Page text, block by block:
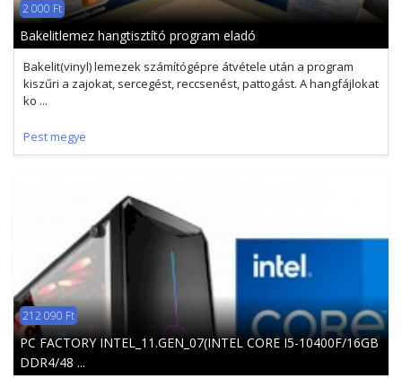
2 000 Ft
Bakelitlemez hangtisztító program eladó
Bakelit(vinyl) lemezek számítógépre átvétele után a program
kiszűri a zajokat, sercegést, reccsenést, pattogást. A hangfájlokat
ko ...
Pest megye
212 090 Ft
PC FACTORY INTEL_11.GEN_07(INTEL CORE I5-10400F/16GB
DDR4/48 ...